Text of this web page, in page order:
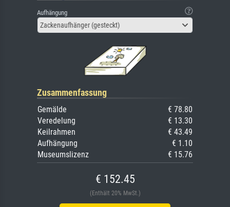
Aufhängung
Zackenaufhänger (gesteckt)
Zusammenfassung
Gemälde
€ 78.80
Veredelung
€ 13.30
Keilrahmen
€ 43.49
Aufhängung
€ 1.10
Museumslizenz
€ 15.76
€ 152.45
(Enthält 20% MwSt.)